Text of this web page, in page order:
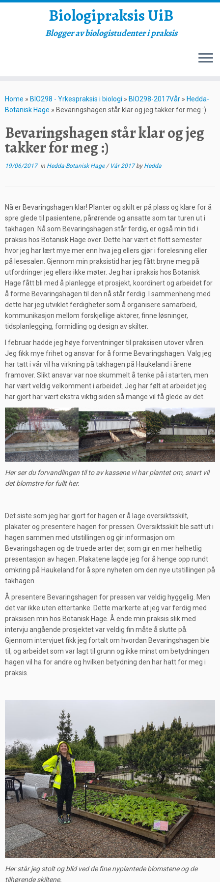
to
content
Biologipraksis UiB
Blogger av biologistudenter i praksis
Home » BIO298 - Yrkespraksis i biologi » BIO298-2017Vår » Hedda-
Botanisk Hage » Bevaringshagen står klar og jeg takker for meg :)
Bevaringshagen står klar og jeg
takker for meg :)
19/06/2017in Hedda-Botanisk Hage/ Vår 2017by Hedda
Nå er Bevaringshagen klar! Planter og skilt er på plass og klare for å
spre glede til pasientene, pårørende og ansatte som tar turen ut i
takhagen. Nå som Bevaringshagen står ferdig, er også min tid i
praksis hos Botanisk Hage over. Dette har vært et flott semester
hvor jeg har lært mye mer enn hva jeg ellers gjør i forelesning eller
på lesesalen. Gjennom min praksistid har jeg fått bryne meg på
utfordringer jeg ellers ikke møter. Jeg har i praksis hos Botanisk
Hage fått bli med å planlegge et prosjekt, koordinert og arbeidet for
å forme Bevaringshagen til den nå står ferdig. I sammenheng med
dette har jeg utviklet ferdigheter som å organisere samarbeid,
kommunikasjon mellom forskjellige aktører, finne løsninger,
tidsplanlegging, formidling og design av skilter.
I februar hadde jeg høye forventninger til praksisen utover våren.
Jeg fikk mye frihet og ansvar for å forme Bevaringshagen. Valg jeg
har tatt i vår vil ha virkning på takhagen på Haukeland i årene
framover. Slikt ansvar var noe skummelt å tenke på i starten, men
har vært veldig velkomment i arbeidet. Jeg har følt at arbeidet jeg
har gjort har vært ekstra viktig siden så mange vil få glede av det.
Her ser du forvandlingen til to av kassene vi har plantet om, snart vil
det blomstre for fullt her.
Det siste som jeg har gjort for hagen er å lage oversiktsskilt,
plakater og presentere hagen for pressen. Oversiktsskilt ble satt ut i
hagen sammen med utstillingen og gir informasjon om
Bevaringshagen og de truede arter der, som gir en mer helhetlig
presentasjon av hagen. Plakatene lagde jeg for å henge opp rundt
omkring på Haukeland for å spre nyheten om den nye utstillingen på
takhagen.
Å presentere Bevaringshagen for pressen var veldig hyggelig. Men
det var ikke uten ettertanke. Dette markerte at jeg var ferdig med
praksisen min hos Botanisk Hage. Å ende min praksis slik med
intervju angående prosjektet var veldig fin måte å slutte på.
Gjennom intervjuet fikk jeg fortalt om hvordan Bevaringshagen ble
til, og arbeidet som var lagt til grunn og ikke minst om betydningen
hagen vil ha for andre og hvilken betydning den har hatt for meg i
praksis.
Her står jeg stolt og blid ved de fine nyplantede blomstene og de
tilhørende skiltene.